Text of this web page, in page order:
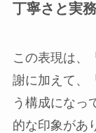
丁寧さと実
この表現は、
謝に加えて、
う構成になっ
的な印象があ